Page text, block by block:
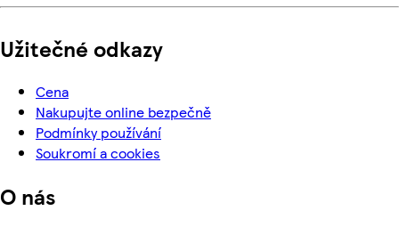
Užitečné odkazy
Cena
Nakupujte online bezpečně
Podmínky používání
Soukromí a cookies
O nás